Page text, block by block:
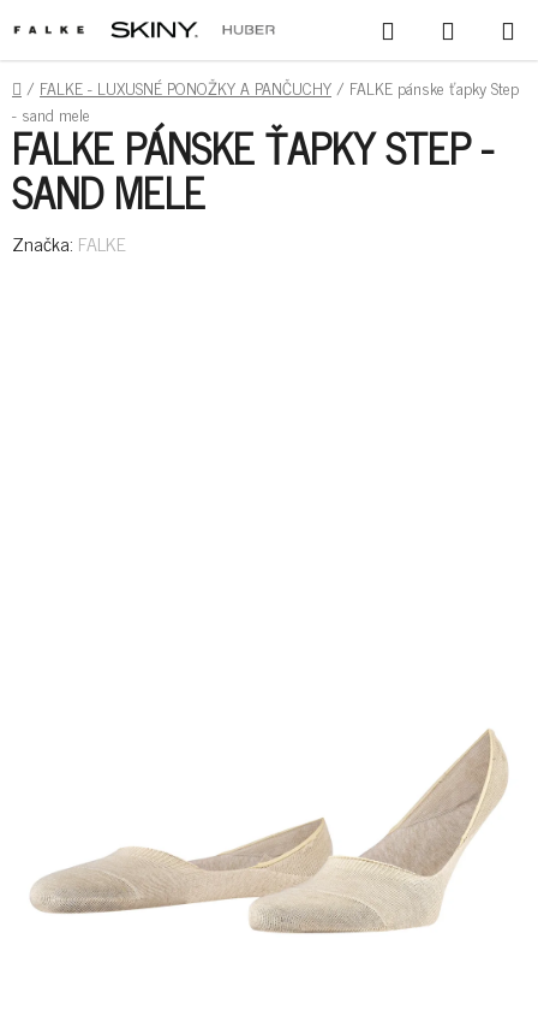
NA
OBSAH
HĽADAŤ
KOŠÍK
DOMOV
/ FALKE - LUXUSNÉ PONOŽKY A PANČUCHY/ FALKE pánske ťapky Step
- sand mele
FALKE PÁNSKE ŤAPKY STEP -
SAND MELE
Značka: FALKE